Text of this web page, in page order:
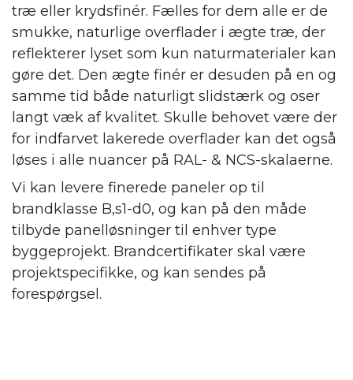
træ eller krydsfinér. Fælles for dem alle er de
smukke, naturlige overflader i ægte træ, der
reflekterer lyset som kun naturmaterialer kan
gøre det. Den ægte finér er desuden på en og
samme tid både naturligt slidstærk og oser
langt væk af kvalitet. Skulle behovet være der
for indfarvet lakerede overflader kan det også
løses i alle nuancer på RAL- & NCS-skalaerne.
Vi kan levere finerede paneler op til
brandklasse B,s1-d0, og kan på den måde
tilbyde panelløsninger til enhver type
byggeprojekt. Brandcertifikater skal være
projektspecifikke, og kan sendes på
forespørgsel.